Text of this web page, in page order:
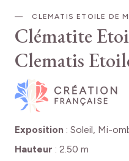
CLEMATIS ETOILE DE
Clématite
Clematis
Exposition : Soleil, Mi-
Hauteur : 2.50 m